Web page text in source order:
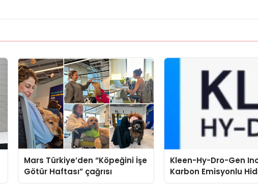
Mars Türkiye’den “Köpeğini İşe
Götür Haftası” çağrısı
Kleen-Hy-Dro-Gen
Karbon Emisyonlu
Isıtma Teknolojisinde